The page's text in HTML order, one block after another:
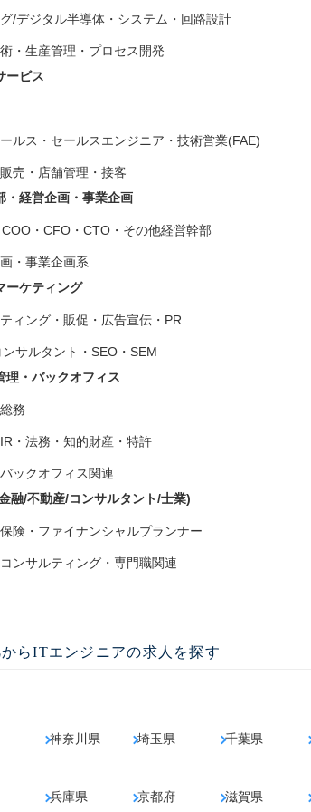
/デジタル半導体・システム・回路設計
・生産管理・プロセス開発
ービス
ルス・セールスエンジニア・技術営業(FAE)
売・店舗管理・接客
・経営企画・事業企画
・CFO・CTO・その他経営幹部
・事業企画系
ーケティング
ィング・販促・広告宣伝・PR
サルタント・SEO・SEM
理・バックオフィス
務
・法務・知的財産・特許
ックオフィス関連
融/不動産/コンサルタント/士業)
険・ファイナンシャルプランナー
ンサルティング・専門職関連
からITエンジニアの求人を探す
神奈川県 埼玉県 千葉県
兵庫県 京都府 滋賀県